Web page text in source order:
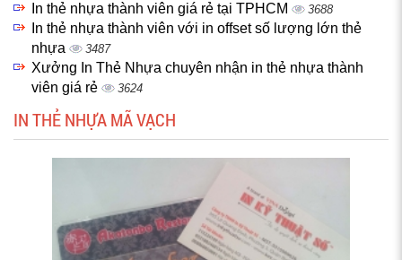
In thẻ nhựa thành viên giá rẻ tại TPHCM 3688
In thẻ nhựa thành viên với in offset số lượng lớn thẻ
nhựa
3487
Xưởng In Thẻ Nhựa chuyên nhận in thẻ nhựa thành
viên giá rẻ
3624
IN THẺ NHỰA MÃ VẠCH